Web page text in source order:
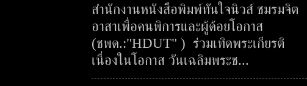
สำนักงานหนังสือพิมพ์ทันใจนิวส์ ชมรมจิต
อาสาเพื่อคนพิการและผู้ด้อยโอกาส
(ชพด.:"HDUT" ) ร่วมเทิดพระเกียรติ
เนื่องในโอกาส วันเฉลิมพระช...